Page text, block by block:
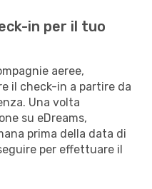
in per il tuo
aeree,
il check-in a partire da
Una volta
su eDreams,
prima della data di
per effettuare il